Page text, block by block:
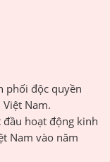
phối độc quyền
Nam.
đầu hoạt động kinh
Nam vào năm